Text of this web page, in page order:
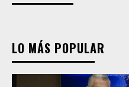
LO MÁS POPULAR